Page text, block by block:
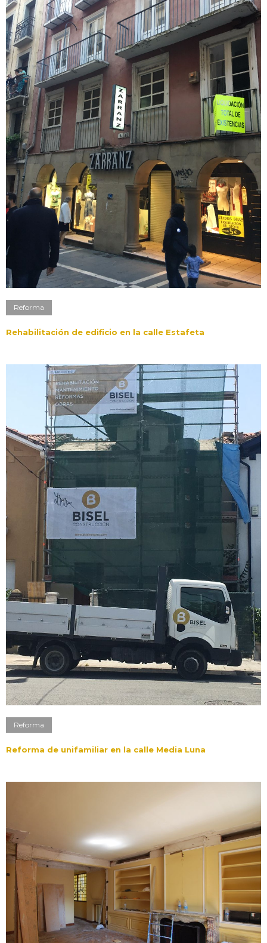
Reforma
Rehabilitación de edificio en la calle Estafeta
Reforma
Reforma de unifamiliar en la calle Media Luna